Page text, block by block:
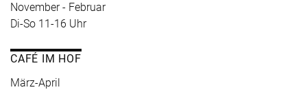
November - Februar
Di-So 11-16 Uhr
CAFÉ IM HOF
März-April